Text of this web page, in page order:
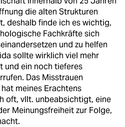
die alten Strukturen
deshalb finde ich es wichtig,
Fachkräfte sich
und zu helfen
sollte wirklich viel mehr
und ein noch tieferes
Das Misstrauen
meines Erachtens
oft, vllt. unbeabsichtigt, eine
Meinungsfreiheit zur Folge,